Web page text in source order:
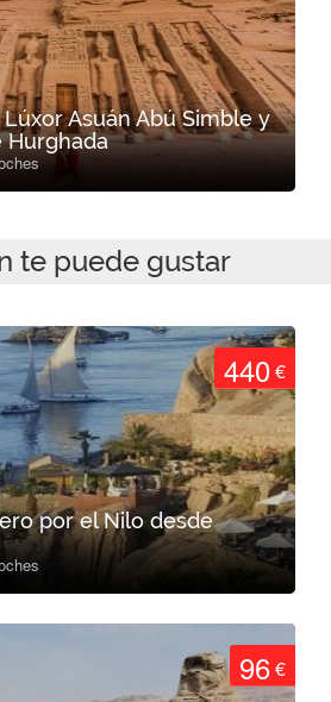
Asuán Abú Simble y
Hurghada
te puede gustar
440€
por el Nilo desde
96€